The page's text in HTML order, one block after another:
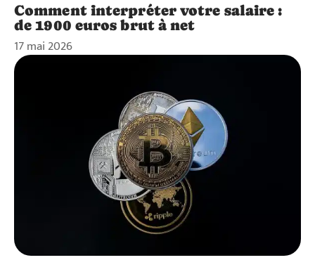
Comment interpréter votre salaire :
de 1900 euros brut à net
17 mai 2026